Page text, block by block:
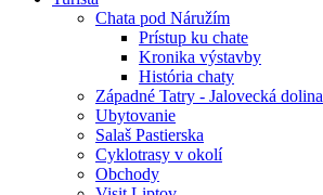
Chata pod Náružím
Prístup ku chate
Kronika výstavby
História chaty
Západné Tatry - Jalovecká dolina
Ubytovanie
Salaš Pastierska
Cyklotrasy v okolí
Obchody